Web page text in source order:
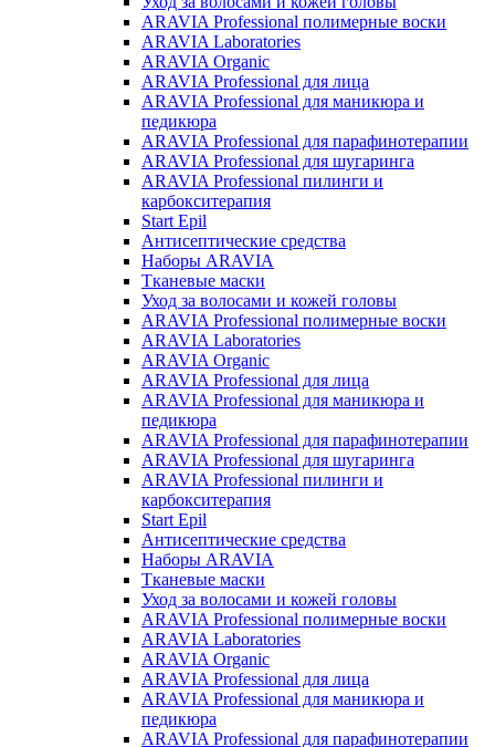
ARAVIA Professional полимерные воски
ARAVIA Laboratories
ARAVIA Organic
ARAVIA Professional для лица
ARAVIA Professional для маникюра и
педикюра
ARAVIA Professional для парафинотерапии
ARAVIA Professional для шугаринга
ARAVIA Professional пилинги и
карбокситерапия
Start Epil
Антисептические средства
Наборы ARAVIA
Тканевые маски
Уход за волосами и кожей головы
ARAVIA Professional полимерные воски
ARAVIA Laboratories
ARAVIA Organic
ARAVIA Professional для лица
ARAVIA Professional для маникюра и
педикюра
ARAVIA Professional для парафинотерапии
ARAVIA Professional для шугаринга
ARAVIA Professional пилинги и
карбокситерапия
Start Epil
Антисептические средства
Наборы ARAVIA
Тканевые маски
Уход за волосами и кожей головы
ARAVIA Professional полимерные воски
ARAVIA Laboratories
ARAVIA Organic
ARAVIA Professional для лица
ARAVIA Professional для маникюра и
педикюра
ARAVIA Professional для парафинотерапии